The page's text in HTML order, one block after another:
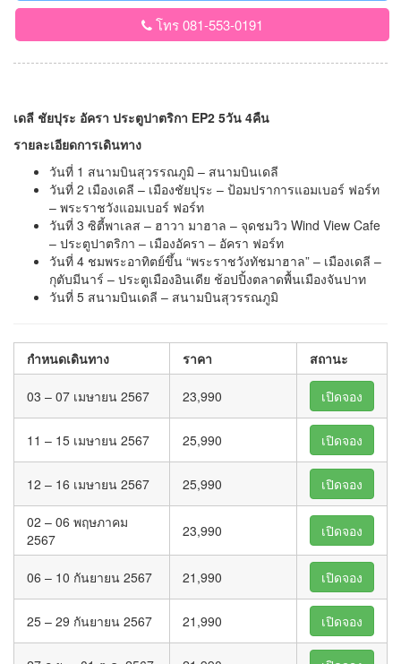
โทร 081-553-0191
เดลี ชัยปุระ อัครา ประตูปาตริกา EP2 5วัน 4คืน
รายละเอียดการเดินทาง
วันที่ 1 สนามบินสุวรรณภูมิ – สนามบินเดลี
วันที่ 2 เมืองเดลี – เมืองชัยปุระ – ป้อมปราการแอมเบอร์ ฟอร์ท
– พระราชวังแอมเบอร์ ฟอร์ท
วันที่ 3 ซิตี้พาเลส – ฮาวา มาฮาล – จุดชมวิว Wind View Cafe
– ประตูปาตริกา – เมืองอัครา – อัครา ฟอร์ท
วันที่ 4 ชมพระอาทิตย์ขึ้น “พระราชวังทัชมาฮาล” – เมืองเดลี –
กุตับมีนาร์ – ประตูเมืองอินเดีย ช้อปปิ้งตลาดพื้นเมืองจันปาท
วันที่ 5 สนามบินเดลี – สนามบินสุวรรณภูมิ
กำหนดเดินทาง ราคา สถานะ
03 – 07 เมษายน 2567 23,990 เปิดจอง
11 – 15 เมษายน 2567 25,990 เปิดจอง
12 – 16 เมษายน 2567 25,990 เปิดจอง
02 – 06 พฤษภาคม
2567
23,990 เปิดจอง
06 – 10 กันยายน 2567 21,990 เปิดจอง
25 – 29 กันยายน 2567 21,990 เปิดจอง